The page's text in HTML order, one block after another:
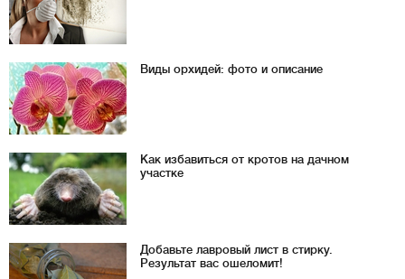
Виды орхидей: фото и описание
Как избавиться от кротов на дачном
участке
Добавьте лавровый лист в стирку.
Результат вас ошеломит!